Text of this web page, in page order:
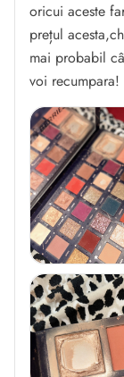
oricui aceste
prețul
mai probabil
voi recumpara!